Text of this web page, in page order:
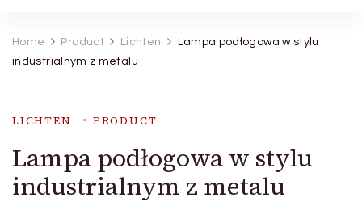
Home Product Lichten
Lampa podłogowa w stylu
industrialnym z metalu
LICHTEN PRODUCT
Lampa podłogowa w stylu
industrialnym z metalu